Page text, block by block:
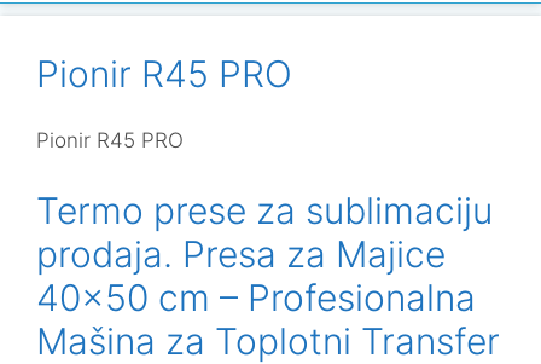
Pionir R45 PRO
Pionir R45 PRO
Termo prese za sublimaciju
prodaja. Presa za Majice
40×50 cm – Profesionalna
Mašina za Toplotni Transfer